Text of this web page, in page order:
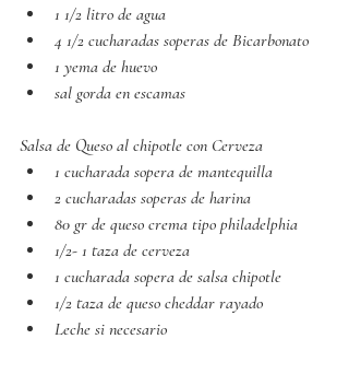
1 1/2 litro de agua
4 1/2 cucharadas soperas de Bicarbonato
1 yema de huevo
sal gorda en escamas
Salsa de Queso al chipotle con Cerveza
1 cucharada sopera de mantequilla
2 cucharadas soperas de harina
80 gr de queso crema tipo philadelphia
1/2- 1 taza de cerveza
1 cucharada sopera de salsa chipotle
1/2 taza de queso cheddar rayado
Leche si necesario